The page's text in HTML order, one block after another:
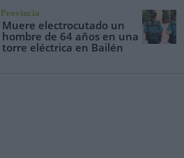
Provincia
Muere electrocutado un
hombre de 64 años en una
torre eléctrica en Bailén